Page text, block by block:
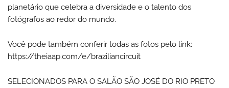
planetário que celebra a diversidade e o talento dos
fotógrafos ao redor do mundo.
Você pode também conferir todas as fotos pelo link:
https://theiaap.com/e/braziliancircuit
SELECIONADOS PARA O SALÃO SÃO JOSÉ DO RIO PRETO